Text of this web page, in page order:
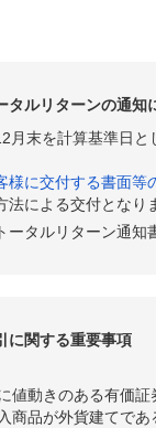
タルリターンの通知
月末を計算基準日
様に交付する書面等
法による交付となり
ータルリターン通
に関する重要事項
値動きのある有価
商品が外貨建てで